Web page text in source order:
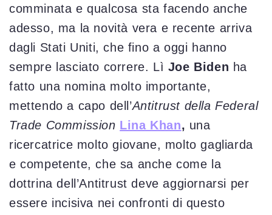
comminata e qualcosa sta facendo anche
adesso, ma la novità vera e recente arriva
dagli Stati Uniti, che fino a oggi hanno
sempre lasciato correre. Lì Joe Biden ha
fatto una nomina molto importante,
mettendo a capo dell’Antitrust della Federal
Trade Commission Lina Khan, una
ricercatrice molto giovane, molto gagliarda
e competente, che sa anche come la
dottrina dell’Antitrust deve aggiornarsi per
essere incisiva nei confronti di questo